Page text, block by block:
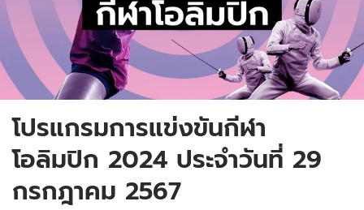
โปรแกรมการแข่งขันกีฬา
โอลิมปิก 2024 ประจำวันที่ 29
กรกฎาคม 2567